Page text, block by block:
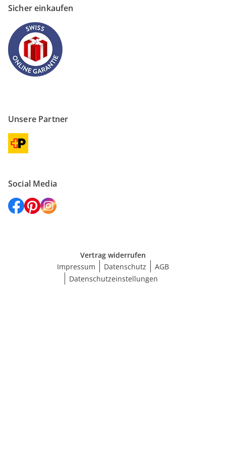
Sicher einkaufen
Unsere Partner
Social Media
Vertrag widerrufen
Impressum
Datenschutz
AGB
Datenschutzeinstellungen